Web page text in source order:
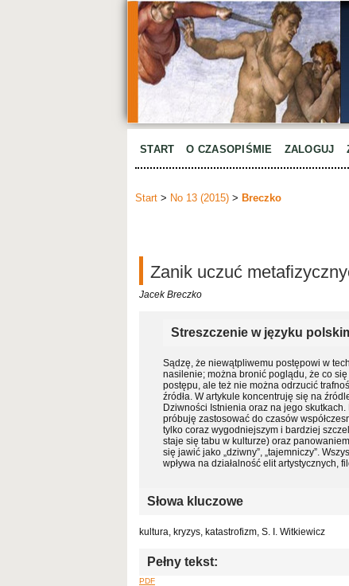
START O CZASOPIŚMIE ZALOGUJ
Start > No 13 (2015) > Breczko
Zanik uczuć
Jacek Breczko
Streszczenie w języku
Sądzę, że niewątpliwemu postępowi w
nasilenie; można bronić poglądu, że co
postępu, ale też nie można odrzucić
źródła. W artykule koncentruję się na
Dziwności Istnienia oraz na jego
próbuję zastosować do czasów
tylko coraz wygodniejszym i bardziej
staje się tabu w kulturze) oraz
się jawić jako „dziwny”, „tajemniczy”.
wpływa na działalność elit artystycznych,
Słowa kluczowe
kultura, kryzys, katastrofizm, S. I. Witkiewicz
Pełny tekst:
PDF